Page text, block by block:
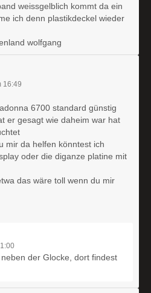
weissgelblich kommt da ein
ich denn plastikdeckel wieder
wolfgang
16:49
6700 standard günstig
er gesagt wie daheim war hat
mir da helfen könntest ich
oder die diganze platine mit
das wäre toll wenn du mir
der Glocke, dort findest